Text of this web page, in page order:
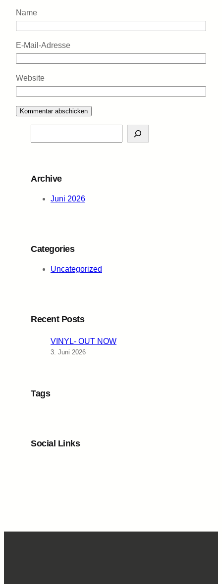
Name
E-Mail-Adresse
Website
e
c
Archive
Juni 2026
Categories
Uncategorized
Recent Posts
VINYL- OUT NOW
3. Juni 2026
Tags
Social Links